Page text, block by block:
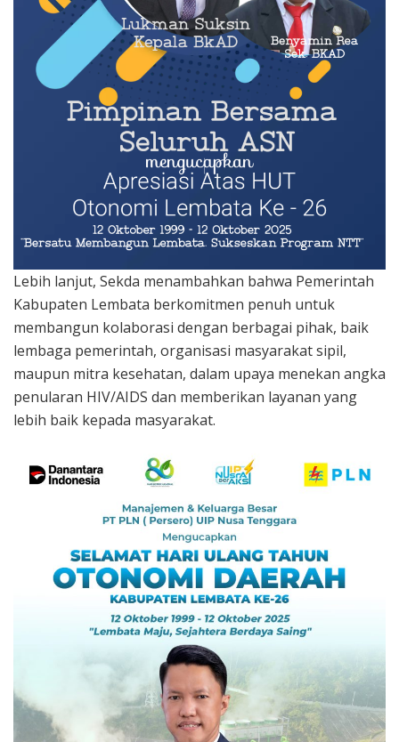
Lebih lanjut, Sekda menambahkan bahwa Pemerintah
Kabupaten Lembata berkomitmen penuh untuk
membangun kolaborasi dengan berbagai pihak, baik
lembaga pemerintah, organisasi masyarakat sipil,
maupun mitra kesehatan, dalam upaya menekan angka
penularan HIV/AIDS dan memberikan layanan yang
lebih baik kepada masyarakat.